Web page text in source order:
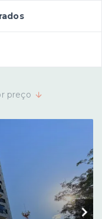
preço